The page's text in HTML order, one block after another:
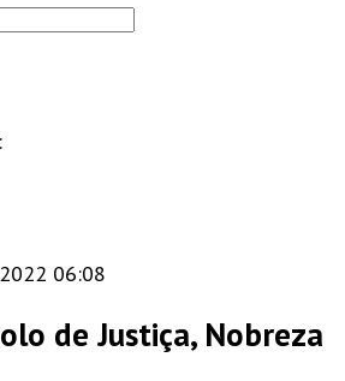
06:08
de Justiça, Nobreza